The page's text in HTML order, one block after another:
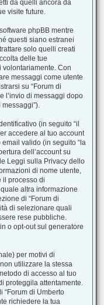
da quelli ancora da
visite future.
phpBB mentre
questi siano estranei
solo quelli creati
delle tue
Con
messaggi come utente
su “Forum di
l’invio di messaggi dopo
messaggi”).
(in seguito “il
accedere al tuo account
valido (in seguito “la
dell’account su
Leggi sulla Privacy dello
di nome utente,
il processo di
altra informazione
di “Forum di
di selezionare quali
rese pubbliche.
o opt-out sul generatore
per motivi di
utilizzare la stessa
di accesso al tuo
proteggila attentamente.
“Forum di Umberto
richiedere la tua